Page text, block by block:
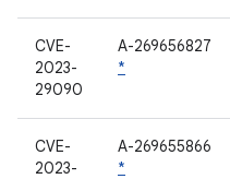
CVE-
2023-
29090
A-269656827
*
CVE-
2023-
A-269655866
*